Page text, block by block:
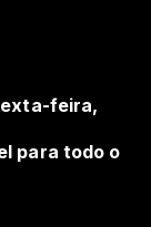
feira,
para todo o